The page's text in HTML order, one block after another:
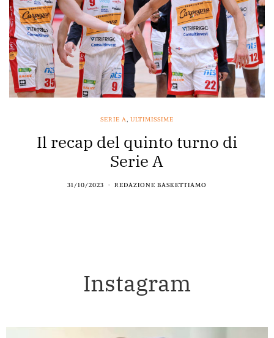
SERIE A, ULTIMISSIME
Il recap del quinto turno di
Serie A
31/10/2023 REDAZIONE BASKETTIAMO
Instagram